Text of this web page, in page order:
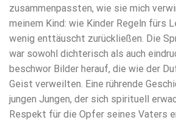
zusammenpassten, wie sie mich
meinem Kind: wie Kinder Regeln fürs
wenig enttäuscht zurückließen. Die
war sowohl dichterisch als auch
beschwor Bilder herauf, die wie der
Geist verweilten. Eine rührende
jungen Jungen, der sich spirituell
Respekt für die Opfer seines Vaters